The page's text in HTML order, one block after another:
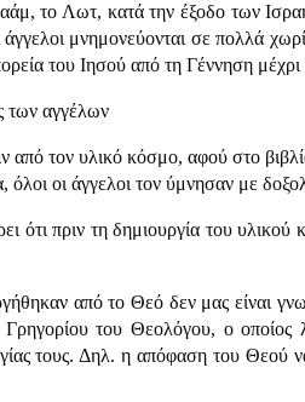
το Λωτ, κατά την έξοδο των
άγγελοι μνημονεύονται σε πολλά
του Ιησού από τη Γέννηση
των αγγέλων
από τον υλικό κόσμο, αφού στο
όλοι οι άγγελοι τον ύμνησαν με
ότι πριν τη δημιουργία του
από το Θεό δεν μας είναι
του Θεολόγου, ο οποίος
τους. Δηλ. η απόφαση του Θεού